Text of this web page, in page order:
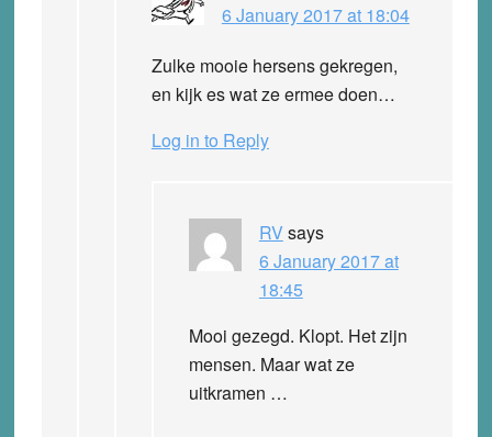
6 January 2017 at 18:04
Zulke mooie hersens gekregen,
en kijk es wat ze ermee doen…
Log in to Reply
RV says
6 January 2017 at
18:45
Mooi gezegd. Klopt. Het zijn
mensen. Maar wat ze
uitkramen …